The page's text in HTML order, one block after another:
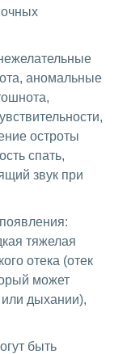
аномальные
остроты
спать,
звук при
тяжелая
отека (отек
может
или дыхании),
быть